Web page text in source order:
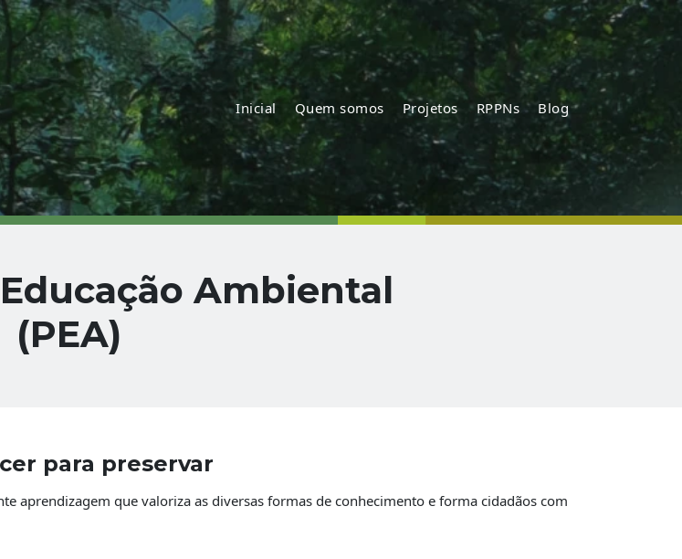
Inicial Quem somos Projetos RPPNs Blog
Ambiental
(PEA)
para preservar
aprendizagem que valoriza as diversas formas de conhecimento e forma cidadãos com